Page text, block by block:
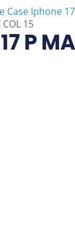
Case Iphone
15
P